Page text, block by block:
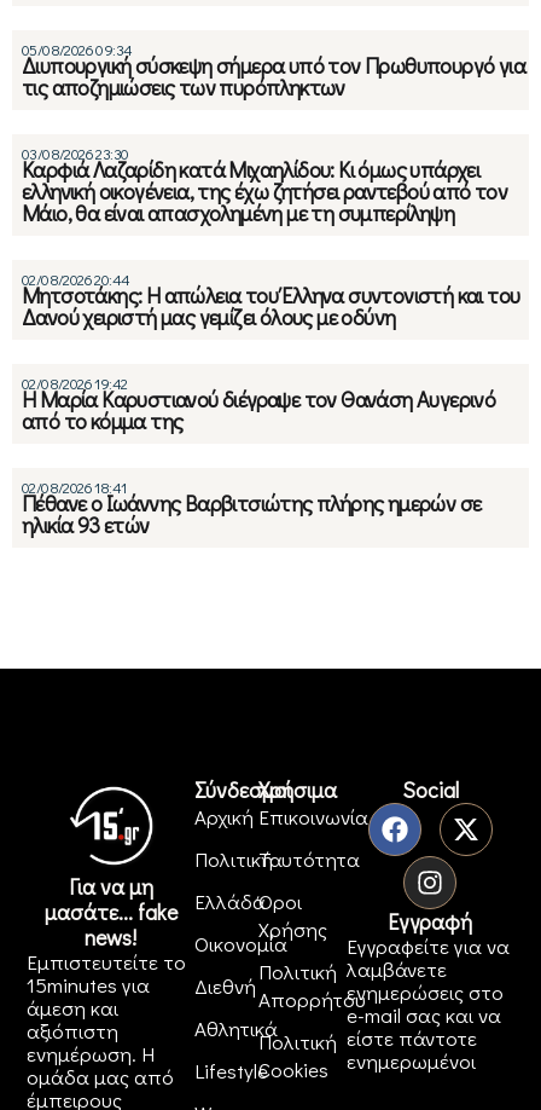
05/08/2026 09:34
Διυπουργική σύσκεψη σήμερα υπό τον Πρωθυπουργό για
τις αποζημιώσεις των πυρόπληκτων
03/08/2026 23:30
Καρφιά Λαζαρίδη κατά Μιχαηλίδου: Κι όμως υπάρχει
ελληνική οικογένεια, της έχω ζητήσει ραντεβού από τον
Μάιο, θα είναι απασχολημένη με τη συμπερίληψη
02/08/2026 20:44
Μητσοτάκης: Η απώλεια του Έλληνα συντονιστή και του
Δανού χειριστή μας γεμίζει όλους με οδύνη
02/08/2026 19:42
Η Μαρία Καρυστιανού διέγραψε τον Θανάση Αυγερινό
από το κόμμα της
02/08/2026 18:41
Πέθανε ο Ιωάννης Βαρβιτσιώτης πλήρης ημερών σε
ηλικία 93 ετών
Για να μη
μασάτε... fake
news!
Εμπιστευτείτε το
15minutes για
άμεση και
αξιόπιστη
ενημέρωση. Η
ομάδα μας από
έμπειρους
Σύνδεσμοι
Αρχική
Πολιτική
Ελλάδα
Οικονομία
Διεθνή
Αθλητικά
Lifestyle
Χρήσιμα
Επικοινωνία
Ταυτότητα
Όροι
Χρήσης
Πολιτική
Απορρήτου
Πολιτική
Cookies
Social
Εγγραφή
Εγγραφείτε για να
λαμβάνετε
ενημερώσεις στο
e-mail σας και να
είστε πάντοτε
ενημερωμένοι